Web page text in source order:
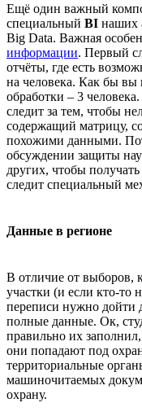
Ещё один важный
специальный BI наших
Big Data. Важная
информации. Первый
отчёты, где есть
на человека. Как бы вы
обработки – 3
следит за тем, чтобы
содержащий матрицу,
похожими данными.
обсуждении защиты
других, чтобы
следит специальный
Данные в регионе
В отличие от выборов,
участки (и если кто-то
переписи нужно дойти
полные данные. Ок,
правильно их
они попадают под
территориальные
машиночитаемых
охрану.